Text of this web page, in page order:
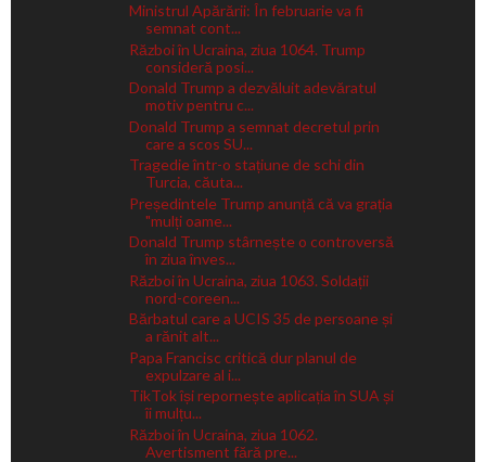
Ministrul Apărării: În februarie va fi
semnat cont...
Război în Ucraina, ziua 1064. Trump
consideră posi...
Donald Trump a dezvăluit adevăratul
motiv pentru c...
Donald Trump a semnat decretul prin
care a scos SU...
Tragedie într-o stațiune de schi din
Turcia, căuta...
Președintele Trump anunță că va grația
"mulți oame...
Donald Trump stârnește o controversă
în ziua înves...
Război în Ucraina, ziua 1063. Soldații
nord-coreen...
Bărbatul care a UCIS 35 de persoane și
a rănit alt...
Papa Francisc critică dur planul de
expulzare al i...
TikTok își repornește aplicația în SUA și
îi mulțu...
Război în Ucraina, ziua 1062.
Avertisment fără pre...